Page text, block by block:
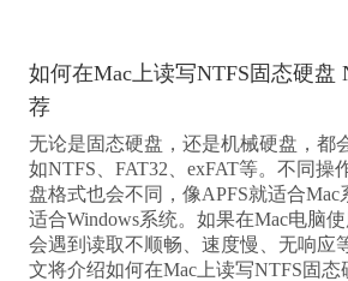
如何在Mac上读写NTFS固态硬盘
荐
无论是固态硬盘，还是机械硬盘，都
如NTFS、FAT32、exFAT等。不同操
盘格式也会不同，像APFS就适合Mac
适合Windows系统。如果在Mac电脑
会遇到读取不顺畅、速度慢、无响应
文将介绍如何在Mac上读写NTFS固态